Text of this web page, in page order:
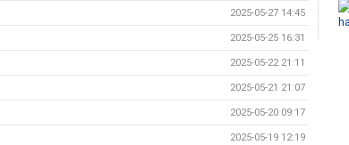
2025-05-27 14:45
2025-05-25 16:31
2025-05-22 21:11
2025-05-21 21:07
2025-05-20 09:17
2025-05-19 12:19